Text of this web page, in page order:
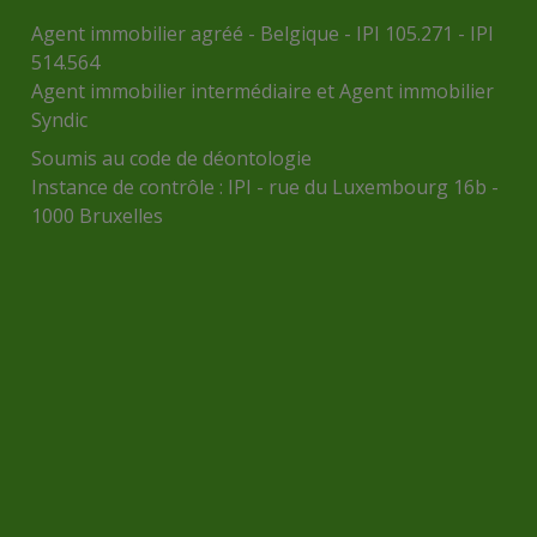
Agent immobilier agréé - Belgique - IPI 105.271 - IPI
514.564
Agent immobilier intermédiaire et Agent immobilier
Syndic
Soumis au code de déontologie
Instance de contrôle : IPI - rue du Luxembourg 16b -
1000 Bruxelles